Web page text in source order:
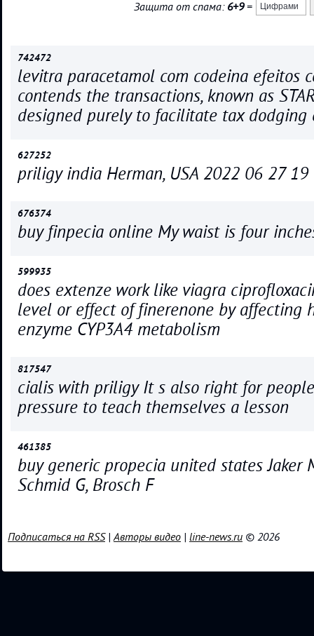
Защита от спама: 6+9=
742472
levitra paracetamol com codeina efeitos
contends the transactions, known as
designed purely to facilitate tax dodging
627252
priligy india Herman, USA 2022 06 27
676374
buy finpecia online My waist is four
599935
does extenze work like viagra
level or effect of finerenone by affecting
enzyme CYP3A4 metabolism
817547
cialis with priligy It s also right for
pressure to teach themselves a lesson
461385
buy generic propecia united states Jaker
Schmid G, Brosch F
Подписаться на RSS|Авторы видео | line-news.ru © 2026